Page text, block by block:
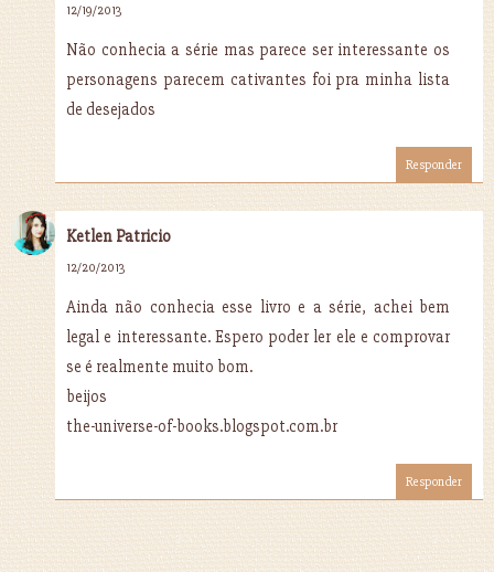
12/19/2013
Não conhecia a série mas parece ser interessante os
personagens parecem cativantes foi pra minha lista
de desejados
Responder
Ketlen Patricio
12/20/2013
Ainda não conhecia esse livro e a série, achei bem
legal e interessante. Espero poder ler ele e comprovar
se é realmente muito bom.
beijos
the-universe-of-books.blogspot.com.br
Responder